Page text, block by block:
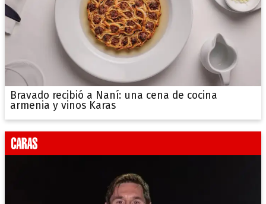
Bravado recibió a Naní: una cena de cocina
armenia y vinos Karas